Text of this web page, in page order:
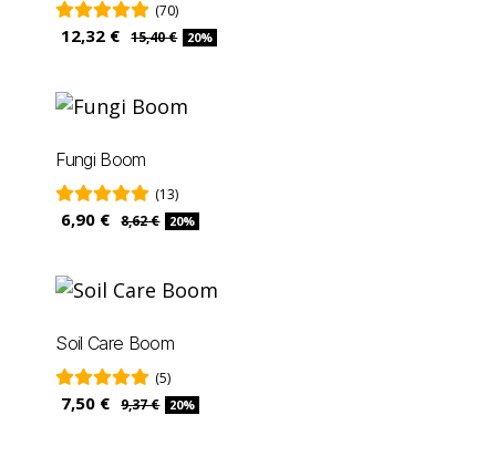
(70)
12,32 € 15,40 € 20%
Fungi Boom
(13)
6,90 € 8,62 € 20%
Soil Care Boom
(5)
7,50 € 9,37 € 20%